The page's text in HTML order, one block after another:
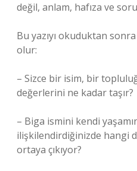
değil, anlam, hafıza ve
Bu yazıyı okuduktan
olur:
– Sizce bir isim, bir
değerlerini ne kadar taşır?
– Biga ismini kendi
ilişkilendirdiğinizde hangi
ortaya çıkıyor?